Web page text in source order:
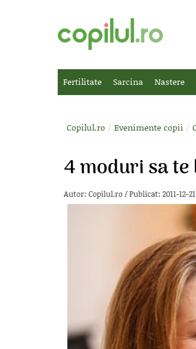
Fertilitate Sarcina Nastere
Copilul.ro / Evenimente copii /
4 moduri sa
Autor: Copilul.ro/Publicat: 2011-12-21